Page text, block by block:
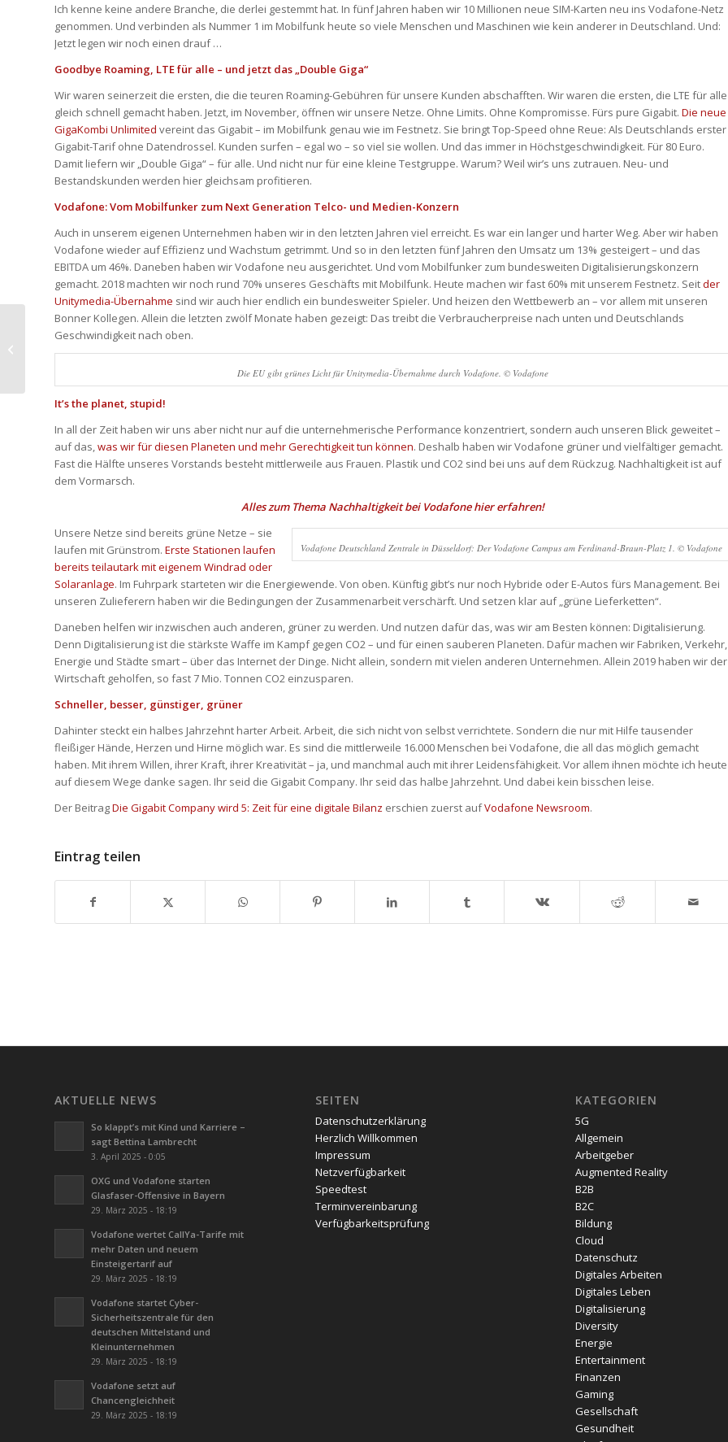
Ich kenne keine andere Branche, die derlei gestemmt hat. In fünf Jahren haben wir 10 Millionen neue SIM-Karten neu ins Vodafone-Netz
genommen. Und verbinden als Nummer 1 im Mobilfunk heute so viele Menschen und Maschinen wie kein anderer in Deutschland. Und:
Jetzt legen wir noch einen drauf …
Goodbye Roaming, LTE für alle – und jetzt das „Double Giga“
Wir waren seinerzeit die ersten, die die teuren Roaming-Gebühren für unsere Kunden abschafften. Wir waren die ersten, die LTE für alle
gleich schnell gemacht haben. Jetzt, im November, öffnen wir unsere Netze. Ohne Limits. Ohne Kompromisse. Fürs pure Gigabit. Die neue
GigaKombi Unlimited vereint das Gigabit – im Mobilfunk genau wie im Festnetz. Sie bringt Top-Speed ohne Reue: Als Deutschlands erster
Gigabit-Tarif ohne Datendrossel. Kunden surfen – egal wo – so viel sie wollen. Und das immer in Höchstgeschwindigkeit. Für 80 Euro.
Damit liefern wir „Double Giga“ – für alle. Und nicht nur für eine kleine Testgruppe. Warum? Weil wir’s uns zutrauen. Neu- und
Bestandskunden werden hier gleichsam profitieren.
Vodafone: Vom Mobilfunker zum Next Generation Telco- und Medien-Konzern
Auch in unserem eigenen Unternehmen haben wir in den letzten Jahren viel erreicht. Es war ein langer und harter Weg. Aber wir haben
Vodafone wieder auf Effizienz und Wachstum getrimmt. Und so in den letzten fünf Jahren den Umsatz um 13% gesteigert – und das
EBITDA um 46%. Daneben haben wir Vodafone neu ausgerichtet. Und vom Mobilfunker zum bundesweiten Digitalisierungskonzern
gemacht. 2018 machten wir noch rund 70% unseres Geschäfts mit Mobilfunk. Heute machen wir fast 60% mit unserem Festnetz. Seitder
Unitymedia-Übernahme sind wir auch hier endlich ein bundesweiter Spieler. Und heizen den Wettbewerb an – vor allem mit unseren
Bonner Kollegen. Allein die letzten zwölf Monate haben gezeigt: Das treibt die Verbraucherpreise nach unten und Deutschlands
Geschwindigkeit nach oben.
Die EU gibt grünes Licht für Unitymedia-Übernahme durch Vodafone. © Vodafone
It’s the planet, stupid!
In all der Zeit haben wir uns aber nicht nur auf die unternehmerische Performance konzentriert, sondern auch unseren Blick geweitet –
auf das,was wir für diesen Planeten und mehr Gerechtigkeit tun können. Deshalb haben wir Vodafone grüner und vielfältiger gemacht.
Fast die Hälfte unseres Vorstands besteht mittlerweile aus Frauen. Plastik und CO2 sind bei uns auf dem Rückzug. Nachhaltigkeit ist auf
dem Vormarsch.
Alles zum Thema Nachhaltigkeit bei Vodafone hier erfahren!
Vodafone Deutschland Zentrale in Düsseldorf: Der Vodafone Campus am Ferdinand-Braun-Platz 1. © Vodafone
Unsere Netze sind bereits grüne Netze – sie
laufen mit Grünstrom. Erste Stationen laufen
bereits teilautark mit eigenem Windrad oder
Solaranlage. Im Fuhrpark starteten wir die Energiewende. Von oben. Künftig gibt’s nur noch Hybride oder E-Autos fürs Management. Bei
unseren Zulieferern haben wir die Bedingungen der Zusammenarbeit verschärft. Und setzen klar auf „grüne Lieferketten“.
Daneben helfen wir inzwischen auch anderen, grüner zu werden. Und nutzen dafür das, was wir am Besten können: Digitalisierung.
Denn Digitalisierung ist die stärkste Waffe im Kampf gegen CO2 – und für einen sauberen Planeten. Dafür machen wir Fabriken, Verkehr,
Energie und Städte smart – über das Internet der Dinge. Nicht allein, sondern mit vielen anderen Unternehmen. Allein 2019 haben wir der
Wirtschaft geholfen, so fast 7 Mio. Tonnen CO2 einzusparen.
Schneller, besser, günstiger, grüner
Dahinter steckt ein halbes Jahrzehnt harter Arbeit. Arbeit, die sich nicht von selbst verrichtete. Sondern die nur mit Hilfe tausender
fleißiger Hände, Herzen und Hirne möglich war. Es sind die mittlerweile 16.000 Menschen bei Vodafone, die all das möglich gemacht
haben. Mit ihrem Willen, ihrer Kraft, ihrer Kreativität – ja, und manchmal auch mit ihrer Leidensfähigkeit. Vor allem ihnen möchte ich heute
auf diesem Wege danke sagen. Ihr seid die Gigabit Company. Ihr seid das halbe Jahrzehnt. Und dabei kein bisschen leise.
Der BeitragDie Gigabit Company wird 5: Zeit für eine digitale Bilanz erschien zuerst aufVodafone Newsroom.
Eintrag teilen
AKTUELLE NEWS
So klappt’s mit Kind und Karriere –
sagt Bettina Lambrecht
3. April 2025 - 0:05
OXG und Vodafone starten
Glasfaser-Offensive in Bayern
29. März 2025 - 18:19
Vodafone wertet CallYa-Tarife mit
mehr Daten und neuem
Einsteigertarif auf
29. März 2025 - 18:19
Vodafone startet Cyber-
Sicherheitszentrale für den
deutschen Mittelstand und
Kleinunternehmen
29. März 2025 - 18:19
Vodafone setzt auf
Chancengleichheit
29. März 2025 - 18:19
SEITEN
Datenschutzerklärung
Herzlich Willkommen
Impressum
Netzverfügbarkeit
Speedtest
Terminvereinbarung
Verfügbarkeitsprüfung
KATEGORIEN
5G
Allgemein
Arbeitgeber
Augmented Reality
B2B
B2C
Bildung
Cloud
Datenschutz
Digitales Arbeiten
Digitales Leben
Digitalisierung
Diversity
Energie
Entertainment
Finanzen
Gaming
Gesellschaft
Gesundheit
Ein Jahr Notruf AML: Diese
Technologie rettet Leben